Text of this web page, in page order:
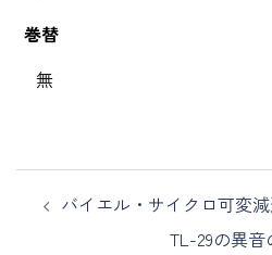
巻替
無
バイエル・サイクロ可変
TL-29の異音